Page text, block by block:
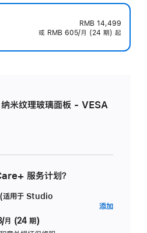
RMB 14,499
或 RMB 605/月 (24 期) 起
纹理玻璃面板 - VESA
服务计划？
适用于 Studio
月 (24 期)
添加